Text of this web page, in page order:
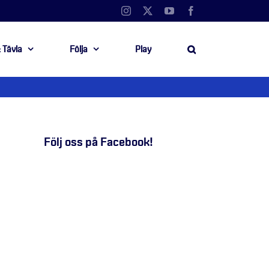
Instagram YouTube
Tävla Följa Play
Följ oss på Facebook!